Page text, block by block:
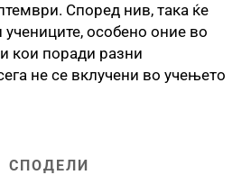
Според нив, така ќе
учениците, особено оние во
кои поради разни
не се вклучени во учењето
СПОДЕЛИ